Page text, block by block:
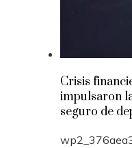
Crisis
impulsaron
seguro de